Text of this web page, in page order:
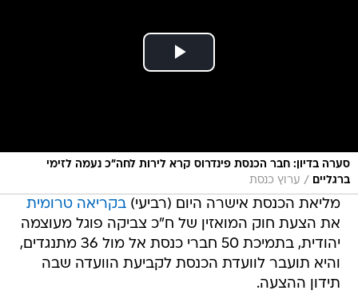
סערה בדיון: חבר הכנסת פינדרוס קרא לירות לחה"כ נעמה לזימי
ברגליים
/ ערוץ כנסת
מליאת הכנסת אישרה היום (רביעי)בקריאה טרומית
את הצעת חוק המואזין של ח"כ צביקה פוגל מעוצמה
יהודית, בתמיכת 50 חברי כנסת אל מול 36 מתנגדים,
והיא תועבר לוועדת הכנסת לקביעת הוועדה שבה
תידון ההצעה.